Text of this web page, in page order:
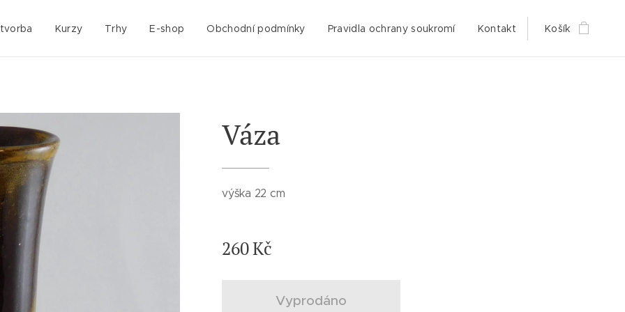
Kurzy Trhy E-shop Obchodní podmínky Pravidla ochrany soukromí Kontakt Košík
Váza
výška 22 cm
260Kč
Vyprodáno